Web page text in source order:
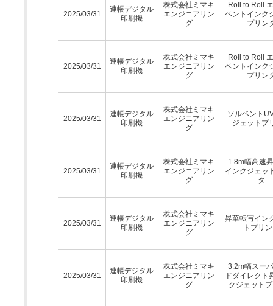
2025/03/31
連帳デジタル
印刷機
株式会社ミマキ
エンジニアリン
グ
Roll to Roll
ベントインク
プリン
2025/03/31
連帳デジタル
印刷機
株式会社ミマキ
エンジニアリン
グ
Roll to Roll
ベントインク
プリン
2025/03/31
連帳デジタル
印刷機
株式会社ミマキ
エンジニアリン
グ
ソルベント
ジェットプ
2025/03/31
連帳デジタル
印刷機
株式会社ミマキ
エンジニアリン
グ
1.8m幅高速
インクジェッ
タ
2025/03/31
連帳デジタル
印刷機
株式会社ミマキ
エンジニアリン
グ
昇華転写イン
トプリ
2025/03/31
連帳デジタル
印刷機
株式会社ミマキ
エンジニアリン
グ
3.2m幅スー
ドダイレクト
クジェット